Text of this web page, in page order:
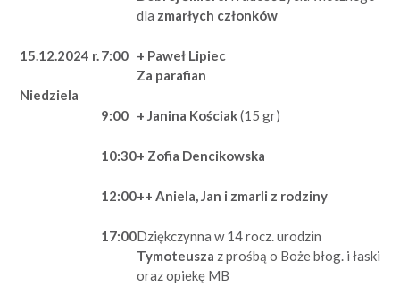
dla zmarłych członków
15.12.2024 r.
Niedziela
7:00 + Paweł Lipiec
Za parafian
9:00 + Janina Kościak(15 gr)
10:30+ Zofia Dencikowska
12:00++ Aniela, Jan i zmarli z rodziny
17:00Dziękczynna w 14 rocz. urodzin
Tymoteusza z prośbą o Boże błog. i łaski
oraz opiekę MB